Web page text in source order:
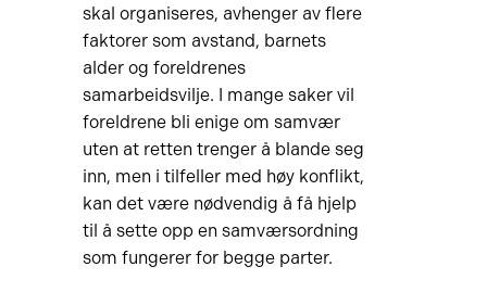
skal organiseres, avhenger av flere
faktorer som avstand, barnets
alder og foreldrenes
samarbeidsvilje. I mange saker vil
foreldrene bli enige om samvær
uten at retten trenger å blande seg
inn, men i tilfeller med høy konflikt,
kan det være nødvendig å få hjelp
til å sette opp en samværsordning
som fungerer for begge parter.